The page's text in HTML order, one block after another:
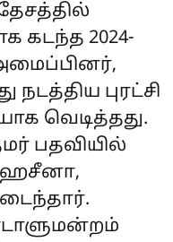
கடந்த 2024-
புரட்சி
வெடித்தது.
பதவியில்
ஹசீனா,